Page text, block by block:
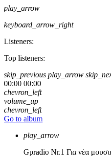
play_arrow
keyboard_arrow_right
Listeners:
Top listeners:
skip_previous play_arrow
00:00 00:00
chevron_left
volume_up
chevron_left
Go to album
play_arrow
Gpradio Nr.1 Για νέα